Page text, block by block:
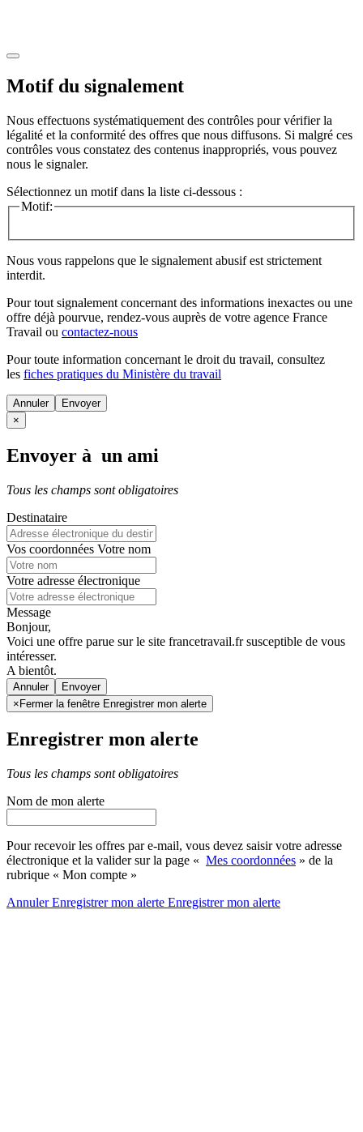
Motif du signalement
Nous effectuons systématiquement des contrôles pour vérifier la
légalité et la conformité des offres que nous diffusons. Si malgré ces
contrôles vous constatez des contenus inappropriés, vous pouvez
nous le signaler.
Sélectionnez un motif dans la liste ci-dessous :
Motif:
Nous vous rappelons que le signalement abusif est strictement
interdit.
Pour tout signalement concernant des informations inexactes ou une
offre déjà pourvue, rendez-vous auprès de votre agence France
Travail ou contactez-nous
Pour toute information concernant le droit du travail, consultez
les fiches pratiques du Ministère du travail
Annuler
×
Envoyer à un ami
Tous les champs sont obligatoires
Destinataire
Vos coordonnées Votre nom
Votre adresse électronique
Message
Bonjour,
Voici une offre parue sur le site francetravail.fr susceptible de vous
intéresser.
A bientôt.
Annuler
× Fermer la fenêtre Enregistrer mon alerte
Enregistrer mon alerte
Tous les champs sont obligatoires
Nom de mon alerte
Pour recevoir les offres par e-mail, vous devez saisir votre adresse
électronique et la valider sur la page « Mes coordonnées » de la
rubrique « Mon compte »
AnnulerEnregistrer mon alerte Enregistrermon alerte